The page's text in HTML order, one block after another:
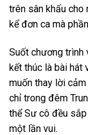
trên sân khấu cho
kể đơn ca mà
Suốt chương trình
kết thúc là bài hát
muốn thay lời
chỉ trong đêm
thể Sư cô đều
một lần vui.